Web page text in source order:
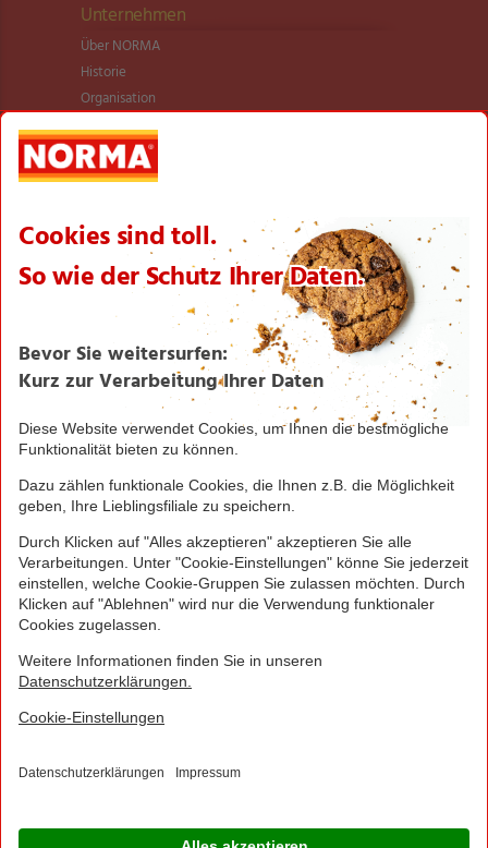
Unternehmen
Über NORMA
Historie
Organisation
International
Logistik
Filialnetz
Karriere
Verantwortung/CSR
NORMA News
Seite drucken
Nach oben
Greifen Sie schnell zu! Alle angegebenen Preise in
Irrtümer durch Schreib-, Programmier- und
Datenübertragungsfehler sind vorbehalten.
© 2016 - 2026 NORMA Lebensmittelfilialbetrieb
Stiftung & Co. KG
Sitemap Kontakt
Barrierefreiheitserklärung Compliance
Jetzt Ihre NORMA Filiale auswählen und noch
mehr Angebote entdecken!